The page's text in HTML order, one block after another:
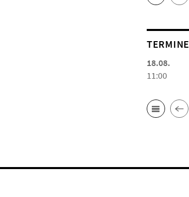
TERMINE
18.08.
11:00